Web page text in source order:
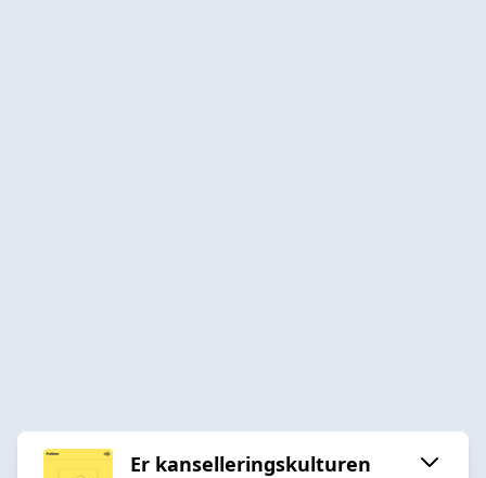
Er kanselleringskulturen